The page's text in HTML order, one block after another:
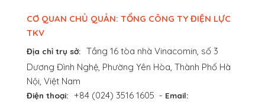
CƠ QUAN CHỦ QUẢN: TỔNG CÔNG TY ĐIỆN LỰC
TKV
Địa chỉ trụ sở: Tầng 16 tòa nhà Vinacomin, số 3
Dương Đình Nghệ, Phường Yên Hòa, Thành Phố Hà
Nội, Việt Nam
Điện thoại: +84 (024) 3516 1605 - Email: